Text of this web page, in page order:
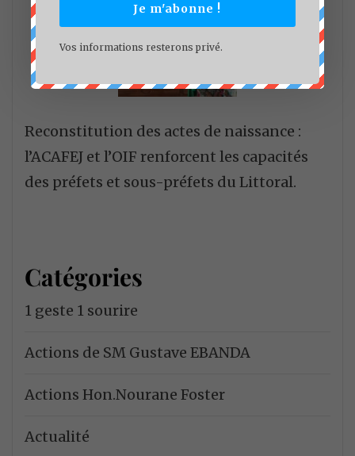
Reconstitution des actes de naissance :
l’ACAFEJ et l’OIF renforcent les capacités
des préfets et sous-préfets du Littoral.
Catégories
1 geste 1 sourire
Actions de SM Gustave EBANDA
Actions Hon.Nourane Foster
Actualité
Je m'abonne !
Vos informations resterons privé.